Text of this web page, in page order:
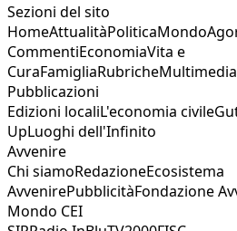
Sezioni del sito
HomeAttualitàPoliticaMondo
CommentiEconomiaVita e
CuraFamigliaRubricheMultimedia
Pubblicazioni
Edizioni localiL'economia civile
UpLuoghi dell'Infinito
Avvenire
Chi siamoRedazioneEcosistema
AvvenirePubblicitàFondazione
Mondo CEI